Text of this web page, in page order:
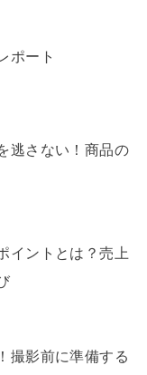
日から動かせ
ポート
逃さない！商品の
イントとは？売上
撮影前に準備する